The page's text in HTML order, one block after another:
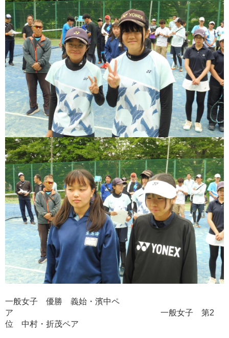
一般女子 優勝 義始・濱中ペ
ア 一般女子 第2
位 中村・折茂ペア